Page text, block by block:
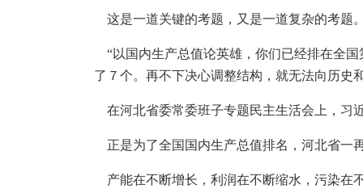
这是一道关键的考题，又是一道复杂的考题
“以国内生产总值论英雄，你们已经排在全
了７个。再不下决心调整结构，就无法向历史
在河北省委常委班子专题民主生活会上，习
正是为了全国国内生产总值排名，河北省一
产能在不断增长，利润在不断缩水，污染在